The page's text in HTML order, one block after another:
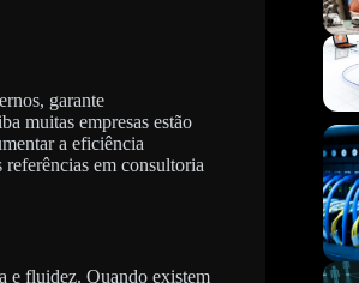
garante
muitas empresas estão
a eficiência
em consultoria
e fluidez. Quando existem